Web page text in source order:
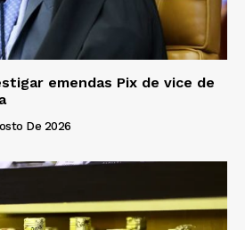
emendas Pix de vice de
De 2026